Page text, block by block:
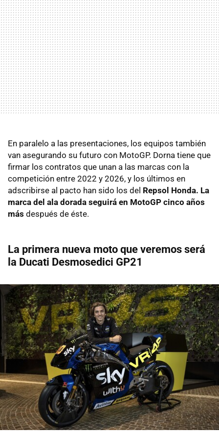
En paralelo a las presentaciones, los equipos también
van asegurando su futuro con MotoGP. Dorna tiene que
firmar los contratos que unan a las marcas con la
competición entre 2022 y 2026, y los últimos en
adscribirse al pacto han sido los del Repsol Honda. La
marca del ala dorada seguirá en MotoGP cinco años
más después de éste.
La primera nueva moto que veremos será
la Ducati Desmosedici GP21